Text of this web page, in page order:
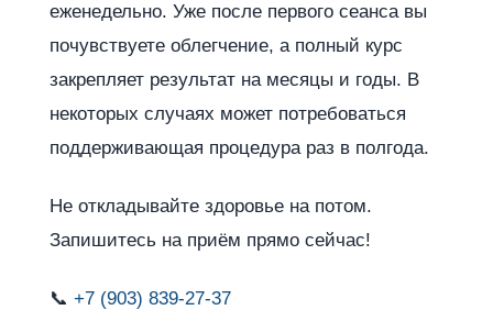
еженедельно. Уже после первого сеанса вы
почувствуете облегчение, а полный курс
закрепляет результат на месяцы и годы. В
некоторых случаях может потребоваться
поддерживающая процедура раз в полгода.
Не откладывайте здоровье на потом.
Запишитесь на приём прямо сейчас!
📞 +7 (903) 839-27-37